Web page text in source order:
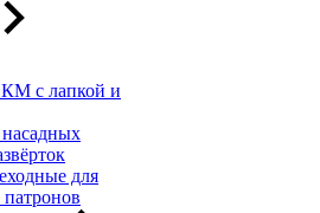
с лапкой и
для